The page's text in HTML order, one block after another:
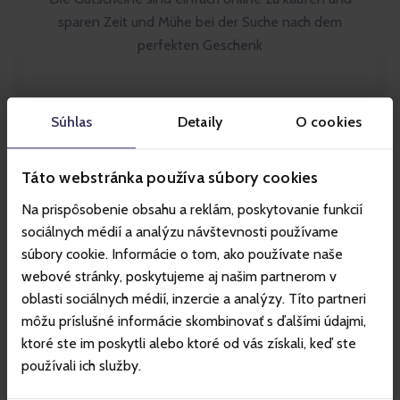
Súhlas Detaily O cookies
Táto webstránka používa súbory cookies
Na prispôsobenie obsahu a reklám, poskytovanie funkcií
sociálnych médií a analýzu návštevnosti používame
súbory cookie. Informácie o tom, ako používate naše
webové stránky, poskytujeme aj našim partnerom v
oblasti sociálnych médií, inzercie a analýzy. Títo partneri
môžu príslušné informácie skombinovať s ďalšími údajmi,
ktoré ste im poskytli alebo ktoré od vás získali, keď ste
používali ich služby.
sparen Zeit und Mühe bei der Suche nach dem
perfekten Geschenk
Erlebnisse statt Dinge
Der Geschenkgutschein gibt Ihnen die Möglichkeit,
unvergessliche Momente und neue Abenteuer zu
schenken